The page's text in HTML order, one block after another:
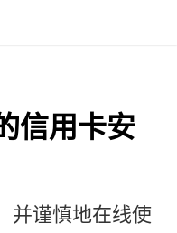
方博客
信用卡安
并谨慎地在线使